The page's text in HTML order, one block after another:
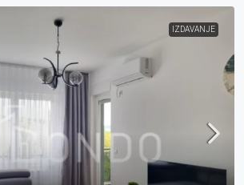
IZDAVANJE